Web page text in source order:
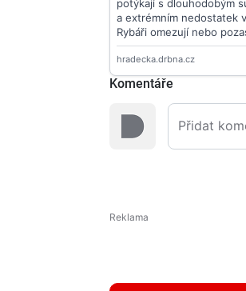
Komentáře